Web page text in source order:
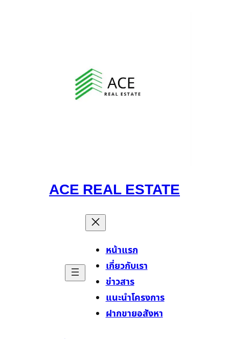
ACE REAL ESTATE
หน้าแรก
เกี่ยวกับเรา
ข่าวสาร
แนะนำโครงการ
ฝากขายอสังหา